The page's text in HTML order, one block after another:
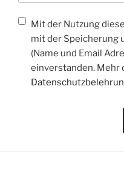
Mit der Nutzung
mit der Speicherung
(Name und Email
einverstanden. Mehr